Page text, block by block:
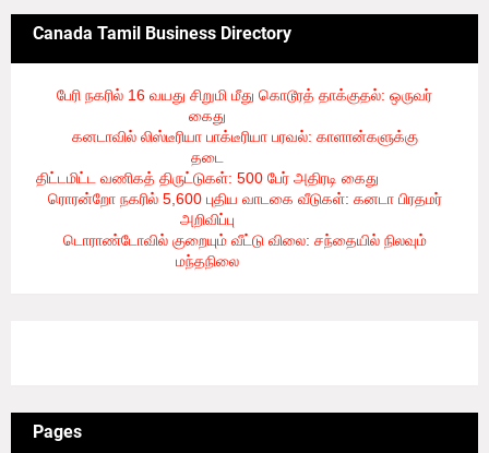
Canada Tamil Business Directory
பேரி நகரில் 16 வயது சிறுமி மீது கொடூரத் தாக்குதல்: ஒருவர்
கைது
கனடாவில் லிஸ்டீரியா பாக்டீரியா பரவல்: காளான்களுக்கு
தடை
திட்டமிட்ட வணிகத் திருட்டுகள்: 500 பேர் அதிரடி கைது
ரொரன்றோ நகரில் 5,600 புதிய வாடகை வீடுகள்: கனடா பிரதமர்
அறிவிப்பு
டொராண்டோவில் குறையும் வீட்டு விலை: சந்தையில் நிலவும்
மந்தநிலை- 8/6/2026
Pages